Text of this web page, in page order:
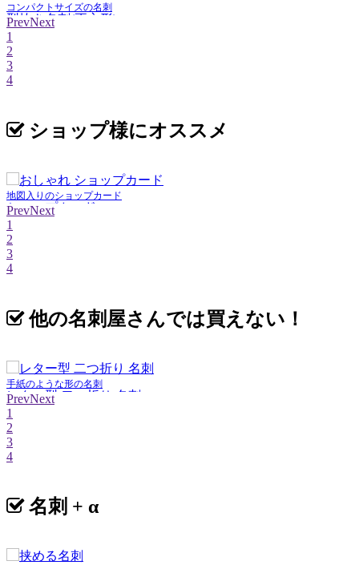
コンパクトサイズの名刺
型抜き名刺(正方形)
PrevNext
1
2
3
4
ショップ様にオススメ
地図入りのショップカード
ショップカード
PrevNext
1
2
3
4
他の名刺屋さんでは買えない！
手紙のような形の名刺
レター型 二つ折り 名刺
PrevNext
1
2
3
4
名刺 + α